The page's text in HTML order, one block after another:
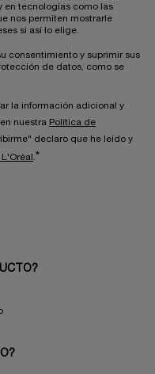
en tecnologías como las
nos permiten mostrarle
si así lo elige.
consentimiento y suprimir sus
de datos, como se
la información adicional y
nuestra Política de
declaro que he leído y
*